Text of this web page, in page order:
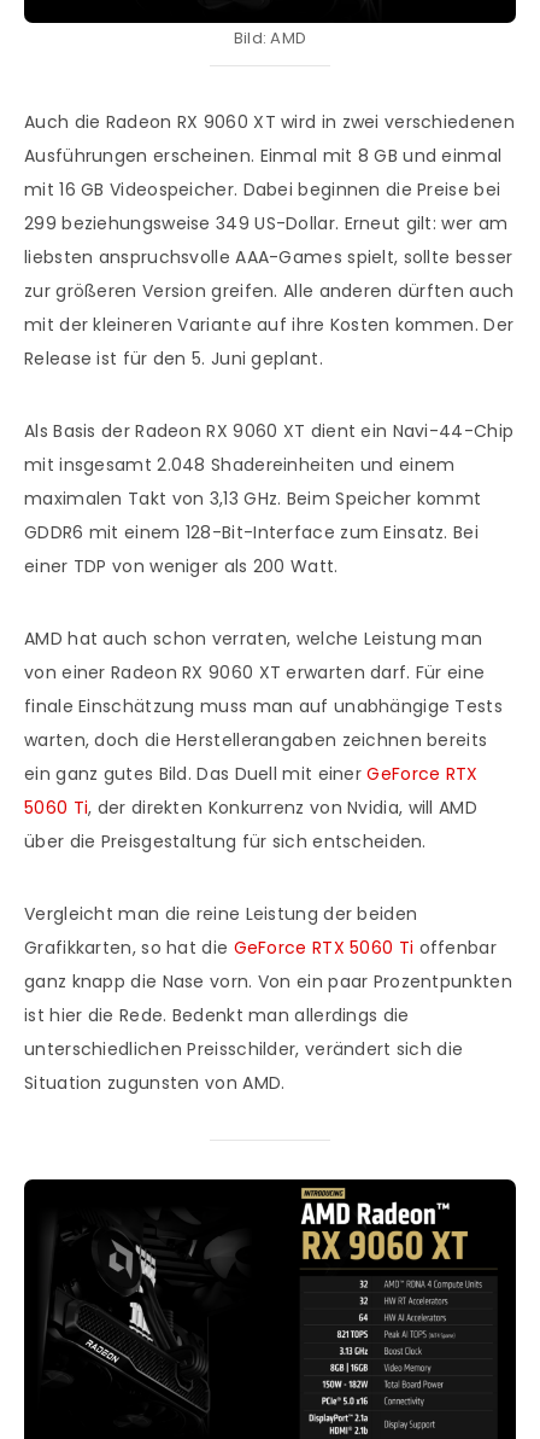
Bild: AMD
Auch die Radeon RX 9060 XT wird in zwei verschiedenen
Ausführungen erscheinen. Einmal mit 8 GB und einmal
mit 16 GB Videospeicher. Dabei beginnen die Preise bei
299 beziehungsweise 349 US-Dollar. Erneut gilt: wer am
liebsten anspruchsvolle AAA-Games spielt, sollte besser
zur größeren Version greifen. Alle anderen dürften auch
mit der kleineren Variante auf ihre Kosten kommen. Der
Release ist für den 5. Juni geplant.
Als Basis der Radeon RX 9060 XT dient ein Navi-44-Chip
mit insgesamt 2.048 Shadereinheiten und einem
maximalen Takt von 3,13 GHz. Beim Speicher kommt
GDDR6 mit einem 128-Bit-Interface zum Einsatz. Bei
einer TDP von weniger als 200 Watt.
AMD hat auch schon verraten, welche Leistung man
von einer Radeon RX 9060 XT erwarten darf. Für eine
finale Einschätzung muss man auf unabhängige Tests
warten, doch die Herstellerangaben zeichnen bereits
ein ganz gutes Bild. Das Duell mit einerGeForce RTX
5060 Ti, der direkten Konkurrenz von Nvidia, will AMD
über die Preisgestaltung für sich entscheiden.
Vergleicht man die reine Leistung der beiden
Grafikkarten, so hat die GeForce RTX 5060 Ti offenbar
ganz knapp die Nase vorn. Von ein paar Prozentpunkten
ist hier die Rede. Bedenkt man allerdings die
unterschiedlichen Preisschilder, verändert sich die
Situation zugunsten von AMD.